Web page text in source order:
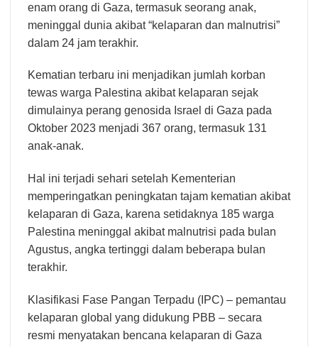
enam orang di Gaza, termasuk seorang anak,
meninggal dunia akibat “kelaparan dan malnutrisi”
dalam 24 jam terakhir.
Kematian terbaru ini menjadikan jumlah korban
tewas warga Palestina akibat kelaparan sejak
dimulainya perang genosida Israel di Gaza pada
Oktober 2023 menjadi 367 orang, termasuk 131
anak-anak.
Hal ini terjadi sehari setelah Kementerian
memperingatkan peningkatan tajam kematian akibat
kelaparan di Gaza, karena setidaknya 185 warga
Palestina meninggal akibat malnutrisi pada bulan
Agustus, angka tertinggi dalam beberapa bulan
terakhir.
Klasifikasi Fase Pangan Terpadu (IPC) – pemantau
kelaparan global yang didukung PBB – secara
resmi menyatakan bencana kelaparan di Gaza